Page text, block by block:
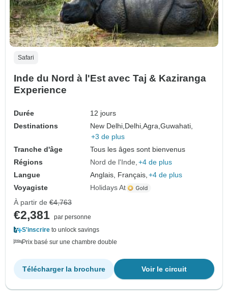
Safari
Inde du Nord à l'Est avec Taj & Kaziranga
Experience
Durée
12 jours
Destinations
New Delhi, Delhi,Agra,Guwahati,
+3 de plus
Tranche d'âge
Tous les âges sont bienvenus
Régions
Nord de l'Inde +4 de plus
Langue
Anglais, Français, +4 de plus
Voyagiste
Holidays At
À partir de €4,763
€2,381 par personne
S'inscrire to unlock savings
Prix basé sur une chambre double
Voir le circuit
Télécharger la brochure